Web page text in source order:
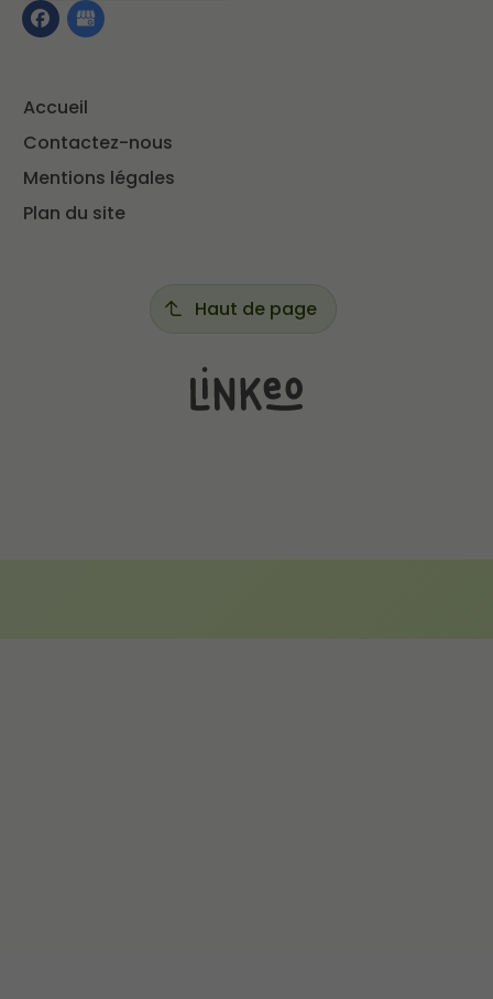
Accueil
Contactez-nous
Mentions légales
Plan du site
Haut de page